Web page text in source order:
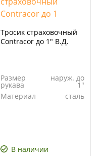
Тросик страховочный
Contracor до 1" В.Д.
Размер
рукава
наруж. до
1"
Материал
сталь
В наличии